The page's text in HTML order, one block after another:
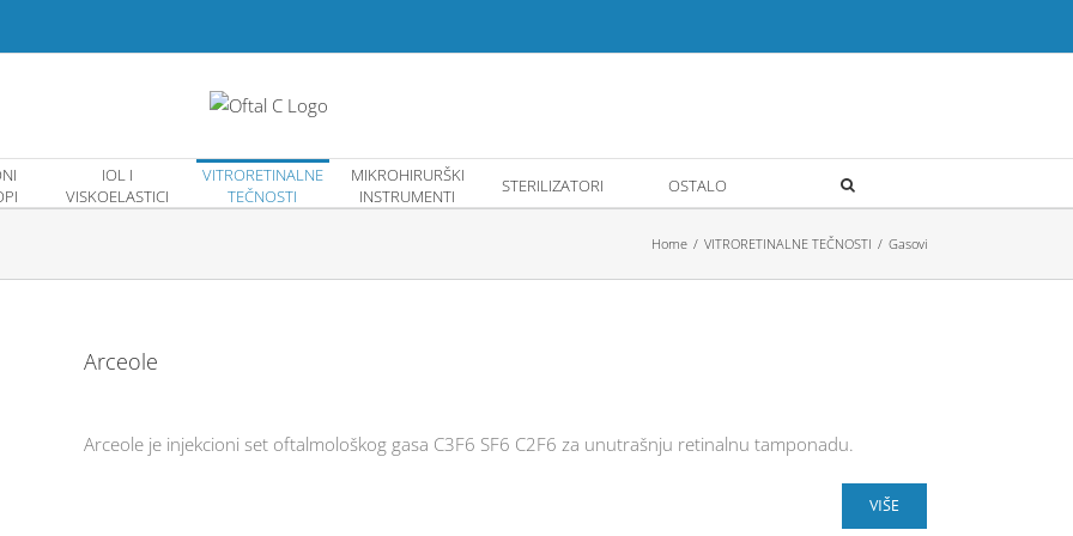
IOL I
VISKOELASTICI
VITRORETINALNE
TEČNOSTI
MIKROHIRURŠKI
INSTRUMENTI
STERILIZATORI OSTALO
Home VITRORETINALNE TEČNOSTI Gasovi
Arceole
Arceole je injekcioni set oftalmološkog gasa C3F6 SF6 C2F6 za unutrašnju retinalnu tamponadu.
VIŠE